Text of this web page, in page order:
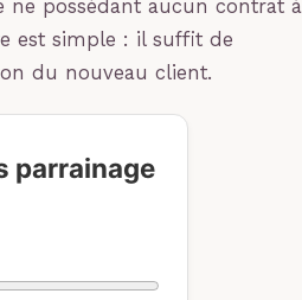
ne possédant aucun contrat à
est simple : il suffit de
du nouveau client.
parrainage